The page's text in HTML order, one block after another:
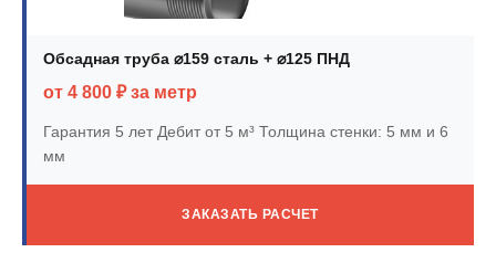
Обсадная труба ⌀159 сталь + ⌀125 ПНД
от 4 800 ₽ за метр
Гарантия 5 летДебит от 5 м³ Толщина стенки: 5 мм и 6
мм
ЗАКАЗАТЬ РАСЧЕТ